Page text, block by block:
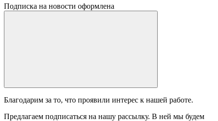
Подписка на новости оформлена
Благодарим за то, что проявили интерес к нашей работе.
Предлагаем подписаться на нашу рассылку. В ней мы будем